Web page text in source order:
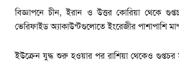
বিজ্ঞাপনে চীন, ইরান ও উত্তর কোরিয়া থেকে
ভেরিফাইড অ্যাকাউন্টগুলোতে ইংরেজীর পাশাপাশি
ইউক্রেন যুদ্ধ শুরু হওয়ার পর রাশিয়া থেকেও